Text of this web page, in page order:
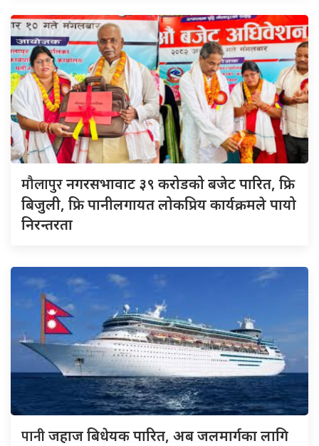
मौलापुरनगरसभावाट ३९ करोडको बजेट पारित, फ्रि
बिजुली, फ्रि पानीलगायत लोकप्रिय कार्यक्रमले पायो
निरन्तरता
पानीजहाज बिधेयक पारित, अब जलमार्गका लागि